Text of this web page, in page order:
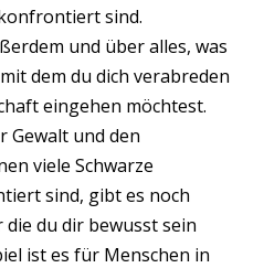
sind.
und über alles, was
dem du dich verabreden
eingehen möchtest.
Gewalt und den
viele Schwarze
sind, gibt es noch
du dir bewusst sein
ist es für Menschen in